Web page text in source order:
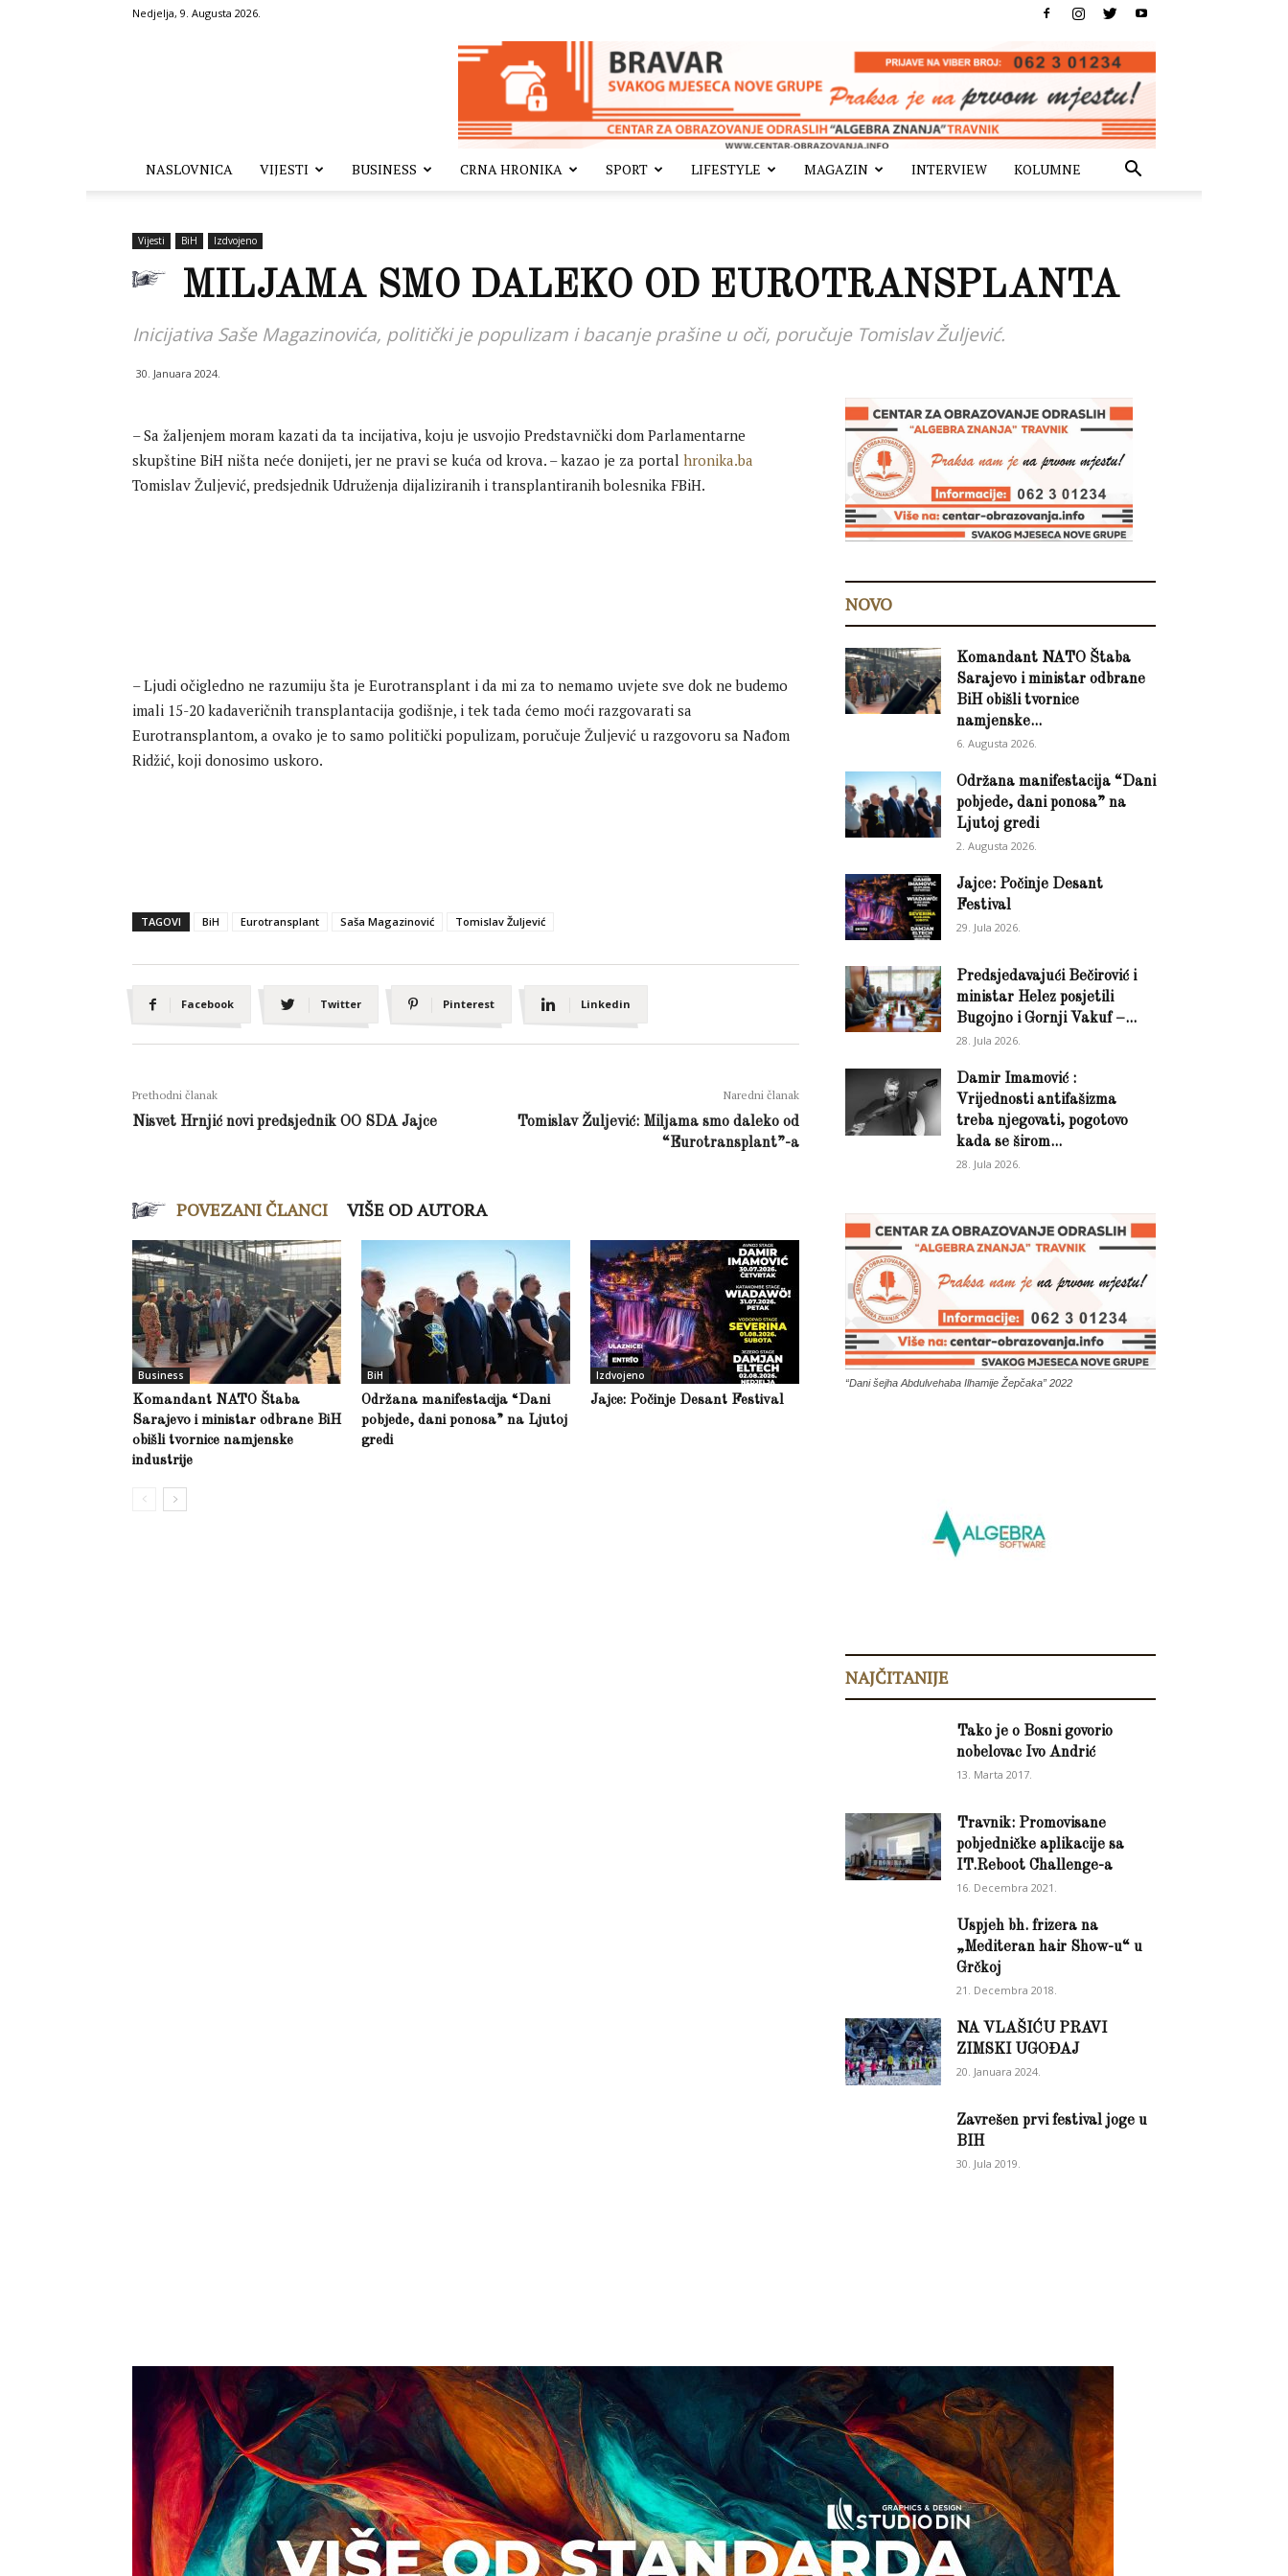
Nedjelja, 9. Augusta 2026.
NASLOVNICA VIJESTI BUSINESS CRNA HRONIKA SPORT LIFESTYLE MAGAZIN INTERVIEW KOLUMNE
Vijesti BiH Izdvojeno
MILJAMA SMO DALEKO OD EUROTRANSPLANTA
Inicijativa Saše Magazinovića, politički je populizam i bacanje prašine u oči, poručuje Tomislav Žuljević.
30. Januara 2024.
– Sa žaljenjem moram kazati da ta incijativa, koju je usvojio Predstavnički dom Parlamentarne
skupštine BiH ništa neće donijeti, jer ne pravi se kuća od krova. – kazao je za portal hronika.ba
Tomislav Žuljević, predsjednik Udruženja dijaliziranih i transplantiranih bolesnika FBiH.
– Ljudi očigledno ne razumiju šta je Eurotransplant i da mi za to nemamo uvjete sve dok ne budemo
imali 15-20 kadaveričnih transplantacija godišnje, i tek tada ćemo moći razgovarati sa
Eurotransplantom, a ovako je to samo politički populizam, poručuje Žuljević u razgovoru sa Nađom
Ridžić, koji donosimo uskoro.
TAGOVI BiH Eurotransplant Saša Magazinović Tomislav Žuljević
Facebook Twitter Pinterest Linkedin
Prethodni članak
Nisvet Hrnjić novi predsjednik OO SDA Jajce
Naredni članak
Tomislav Žuljević: Miljama smo daleko od
“Eurotransplant”-a
POVEZANI ČLANCI VIŠE OD AUTORA
Business
Komandant NATO Štaba
Sarajevo i ministar odbrane BiH
obišli tvornice namjenske
industrije
BiH
Održana manifestacija “Dani
pobjede, dani ponosa” na Ljutoj
gredi
Izdvojeno
Jajce: Počinje Desant Festival
NOVO
Komandant NATO Štaba
Sarajevo i ministar odbrane
BiH obišli tvornice
namjenske...
6. Augusta 2026.
Održana manifestacija “Dani
pobjede, dani ponosa” na
Ljutoj gredi
2. Augusta 2026.
Jajce: Počinje Desant
Festival
29. Jula 2026.
Predsjedavajući Bečirović i
ministar Helez posjetili
Bugojno i Gornji Vakuf –...
28. Jula 2026.
Damir Imamović :
Vrijednosti antifašizma
treba njegovati, pogotovo
kada se širom...
28. Jula 2026.
“Dani šejha Abdulvehaba Ilhamije Žepčaka” 2022
NAJČITANIJE
Tako je o Bosni govorio
nobelovac Ivo Andrić
13. Marta 2017.
Travnik: Promovisane
pobjedničke aplikacije sa
IT.Reboot Challenge-a
16. Decembra 2021.
Uspjeh bh. frizera na
„Mediteran hair Show-u“ u
Grčkoj
21. Decembra 2018.
NA VLAŠIĆU PRAVI
ZIMSKI UGOĐAJ
20. Januara 2024.
Zavrešen prvi festival joge u
BIH
30. Jula 2019.